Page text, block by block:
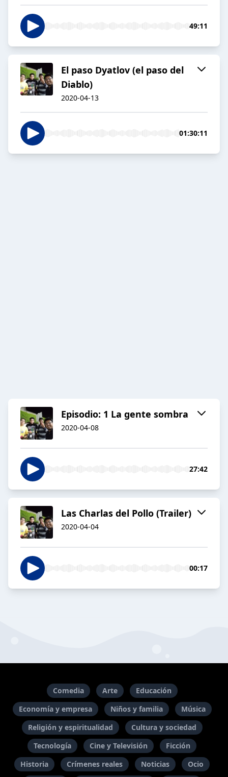
49:11
El paso Dyatlov (el paso del
Diablo)
2020-04-13
01:30:11
Episodio: 1 La gente sombra
2020-04-08
27:42
Las Charlas del Pollo (Trailer)
2020-04-04
00:17
Comedia Arte
Educación
Economía y empresa
Niños y familia
Música
Religión y espiritualidad
Cultura y sociedad
Tecnología
Cine y Televisión
Ficción
Historia
Crímenes reales Noticias Ocio